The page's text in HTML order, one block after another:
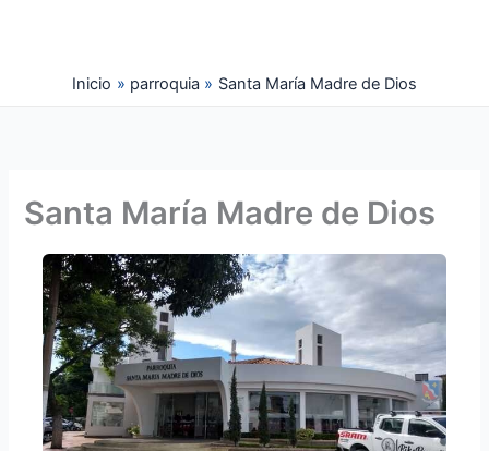
Inicio
parroquia Santa María Madre de Dios
Santa María Madre de Dios